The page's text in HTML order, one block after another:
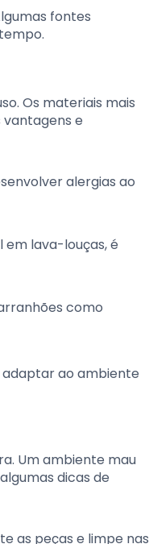
fontes
Os materiais mais
vantagens e
alergias ao
em lava-louças, é
como
adaptar ao ambiente
Um ambiente mau
dicas de
as peças e limpe nas